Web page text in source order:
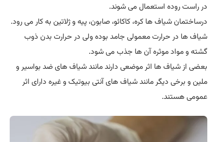
در راست روده استعمال می شوند.
درساختمان شیاف ها کره، کاکائو، صابون، پیه و ژلاتین به کار می رود.
شیاف ها در حرارت معمولی جامد بوده ولی در حرارت بدن ذوب
گشته و مواد موثره آن ها جذب می شود.
بعضی از شیاف ها اثر موضعی دارند مانند شیاف های ضد بواسیر و
ملین و برخی دیگر مانند شیاف های آنتی بیوتیک و غیره دارای اثر
عمومی هستند.